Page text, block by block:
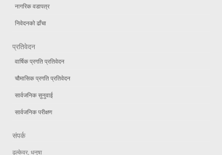
नागरिक वडापत्र
निवेदनको ढाँचा
प्रतिवेदन
वार्षिक प्रगति प्रतिवेदन
चौमासिक प्रगति प्रतिवेदन
सार्वजनिक सुनुवाई
सार्वजनिक परीक्षण
संपर्क
ढल्केवर, धनुषा